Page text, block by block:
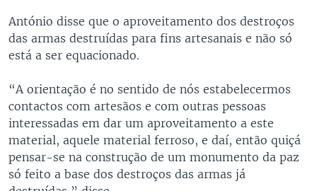
António disse que o aproveitamento dos destroços
das armas destruídas para fins artesanais e não só
está a ser equacionado.
“A orientação é no sentido de nós estabelecermos
contactos com artesãos e com outras pessoas
interessadas em dar um aproveitamento a este
material, aquele material ferroso, e daí, então quiçá
pensar-se na construção de um monumento da paz
só feito a base dos destroços das armas já